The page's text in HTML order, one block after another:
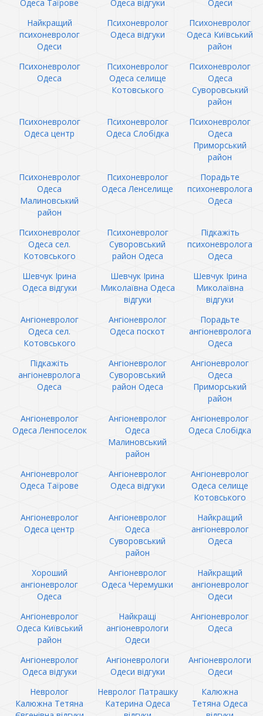
Одеса Таїрове Одеса відгуки
Одеси
Найкращий
психоневролог
Одеси
Психоневролог
Одеса відгуки
Психоневролог
Одеса Київський
район
Психоневролог
Одеса
Психоневролог
Одеса селище
Котовського
Психоневролог
Одеса
Суворовський
район
Психоневролог
Одеса центр
Психоневролог
Одеса Слобідка
Психоневролог
Одеса
Приморський
район
Психоневролог
Одеса
Малиновський
район
Психоневролог
Одеса Ленселище
Порадьте
психоневролога
Одеса
Психоневролог
Одеса сел.
Котовського
Психоневролог
Суворовський
район Одеса
Підкажіть
психоневролога
Одеса
Шевчук Ірина
Одеса відгуки
Шевчук Ірина
Миколаївна Одеса
відгуки
Шевчук Ірина
Миколаївна
відгуки
Ангіоневролог
Одеса сел.
Котовського
Ангіоневролог
Одеса поскот
Порадьте
ангіоневролога
Одеса
Підкажіть
ангіоневролога
Одеса
Ангіоневролог
Суворовський
район Одеса
Ангіоневролог
Одеса
Приморський
район
Ангіоневролог
Одеса Ленпоселок
Ангіоневролог
Одеса
Малиновський
район
Ангіоневролог
Одеса Слобідка
Ангіоневролог
Одеса Таїрове
Ангіоневролог
Одеса відгуки
Ангіоневролог
Одеса селище
Котовського
Ангіоневролог
Одеса центр
Ангіоневролог
Одеса
Суворовський
район
Найкращий
ангіоневролог
Одеса
Хороший
ангіоневролог
Одеса
Ангіоневролог
Одеса Черемушки
Найкращий
ангіоневролог
Одеси
Ангіоневролог
Одеса Київський
район
Найкращі
ангіоневрологи
Одеси
Ангіоневролог
Одеса
Ангіоневролог
Одеса відгуки
Ангіоневрологи
Одеси відгуки
Ангіоневрологи
Одеси
Невролог
Калюжна Тетяна
Невролог Патрашку
Катерина Одеса
Калюжна
Тетяна Одеса